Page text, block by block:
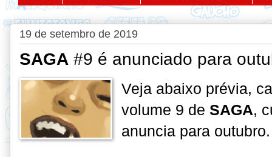
19 de setembro de 2019
SAGA #9 é anunciado para
Veja abaixo prévia,
volume 9 de SAGA,
anuncia para outubro.